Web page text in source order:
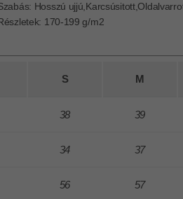
Hosszú
170-199 g/m2
S M
38 39
34 37
56 57